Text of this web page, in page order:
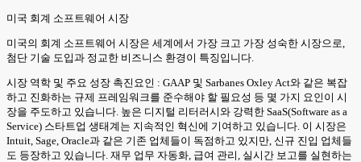
미국 회계 소프트웨어 시장
미국의 회계 소프트웨어 시장은 세계에서 가장 크고 가장 성숙한 시장으로,
첨단 기술 도입과 정교한 비즈니스 환경이 특징입니다.
시장 역학 및 주요 성장 촉진요인 : GAAP 및 Sarbanes Oxley Act와 같은 복잡
하고 진화하는 규제 프레임워크를 준수해야 할 필요성 등 몇 가지 요인이 시
장을 주도하고 있습니다. 높은 디지털 리터러시와 강력한 SaaS(Software as a
Service) 스타트업 생태계는 지속적인 혁신에 기여하고 있습니다. 이 시장은
Intuit, Sage, Oracle과 같은 기존 업체들이 독점하고 있지만, 신규 진입 업체들
도 등장하고 있습니다. 재무 업무 자동화, 급여 관리, 실시간 보고를 실현하는